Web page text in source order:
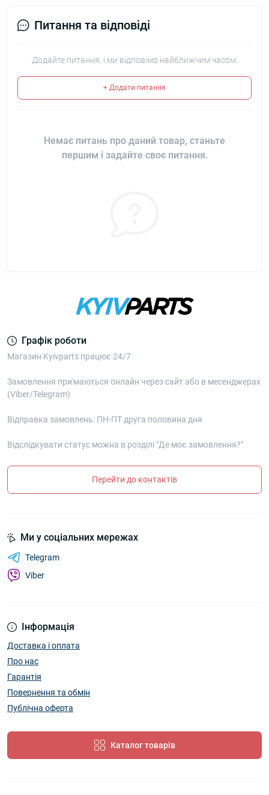
Питання та відповіді
Додайте питання, і ми відповімо найближчим часом.
+ Додати питання
Немає питань про даний товар, станьте
першим і задайте своє питання.
Графік роботи
Магазин Kyivparts працює 24/7
Замовлення при'маються онлайн через сайт або в месенджерах
(Viber/Telegram)
Відправка замовлень: ПН-ПТ друга половина дня
Відслідкувати статус можна в розділі "Де моє замовлення?"
Перейти до контактів
Інформація
Доставка і оплата
Про нас
Гарантія
Повернення та обмін
Публічна оферта
Каталог товарів
Ми у соціальних мережах
Telegram
Viber